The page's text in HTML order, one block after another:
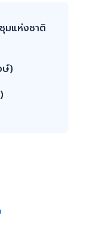
รรมสิทธิ์
มแห่งชาติ
ษ์)